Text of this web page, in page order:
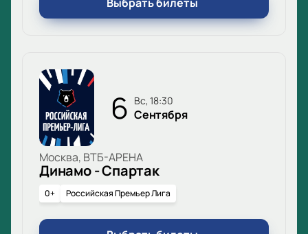
6 вс, 18:30
Сентября
Москва, ВТБ-АРЕНА
Динамо - Спартак
0+ Российская Премьер Лига